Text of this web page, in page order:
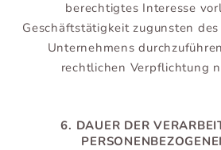
berechtigtes Interesse
Geschäftstätigkeit zugunsten
Unternehmens
rechtlichen Verpflichtung
6. DAUER DER